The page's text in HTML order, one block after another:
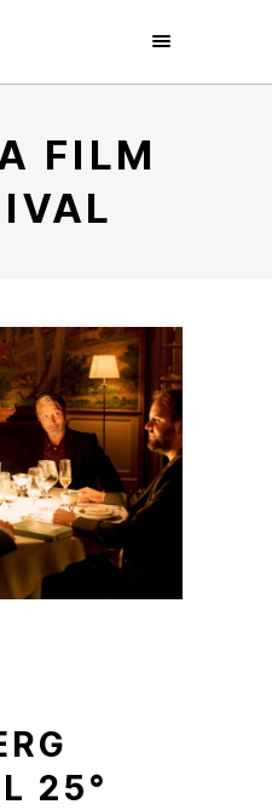
FILM
25°